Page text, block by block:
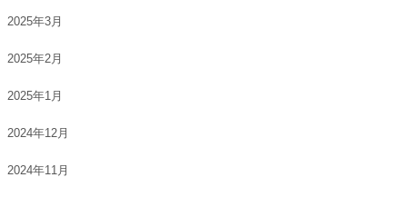
2025年3月
2025年2月
2025年1月
2024年12月
2024年11月